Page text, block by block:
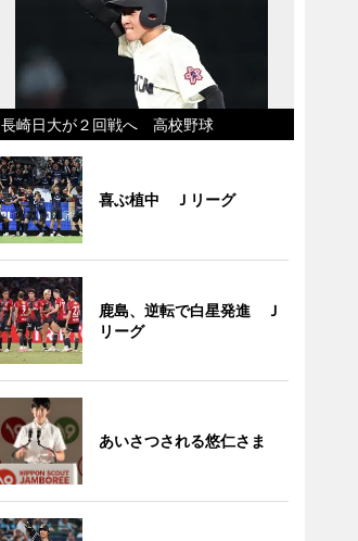
長崎日大が２回戦へ 高校野球
喜ぶ植中 Ｊリーグ
鹿島、逆転で白星発進 Ｊ
リーグ
あいさつされる悠仁さま